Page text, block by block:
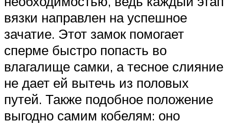
вязки направлен на успешное
зачатие. Этот замок помогает
сперме быстро попасть во
влагалище самки, а тесное слияние
не дает ей вытечь из половых
путей. Также подобное положение
выгодно самим кобелям: оно